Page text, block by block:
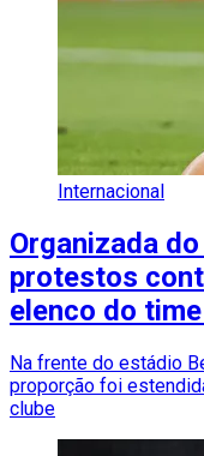
Internacional
Organizada
protestos
elenco do
Na frente do estádio
proporção foi
clube